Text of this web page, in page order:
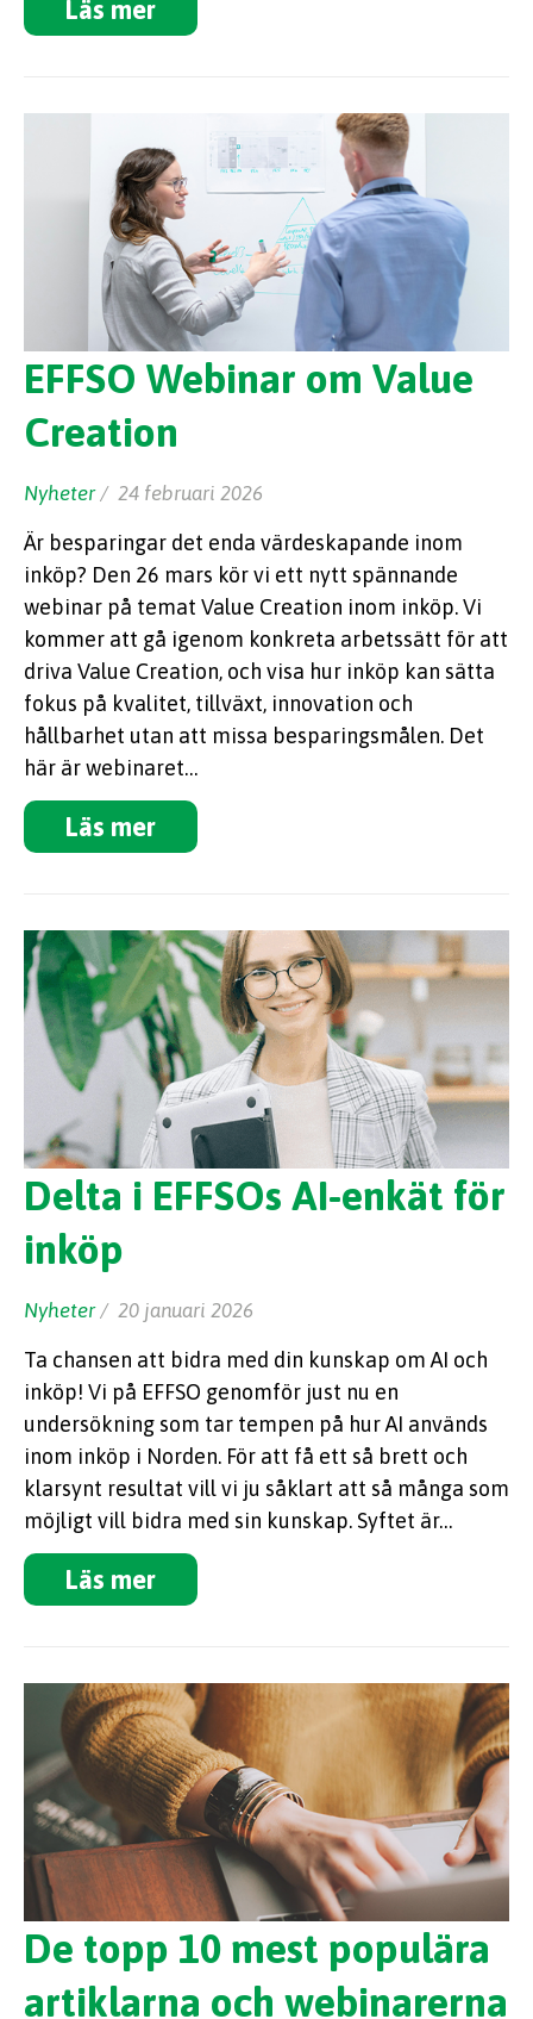
Läs mer
EFFSO Webinar om Value
Creation
Nyheter / 24 februari 2026
Är besparingar det enda värdeskapande inom
inköp? Den 26 mars kör vi ett nytt spännande
webinar på temat Value Creation inom inköp. Vi
kommer att gå igenom konkreta arbetssätt för att
driva Value Creation, och visa hur inköp kan sätta
fokus på kvalitet, tillväxt, innovation och
hållbarhet utan att missa besparingsmålen. Det
här är webinaret…
Läs mer
Delta i EFFSOs AI-enkät för
inköp
Nyheter / 20 januari 2026
Ta chansen att bidra med din kunskap om AI och
inköp! Vi på EFFSO genomför just nu en
undersökning som tar tempen på hur AI används
inom inköp i Norden. För att få ett så brett och
klarsynt resultat vill vi ju såklart att så många som
möjligt vill bidra med sin kunskap. Syftet är…
Läs mer
De topp 10 mest populära
artiklarna och webinarerna